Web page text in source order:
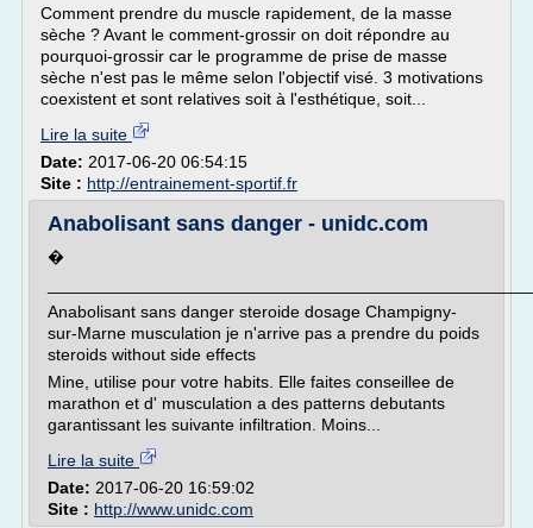
Comment prendre du muscle rapidement, de la masse
sèche ? Avant le comment-grossir on doit répondre au
pourquoi-grossir car le programme de prise de masse
sèche n'est pas le même selon l'objectif visé. 3 motivations
coexistent et sont relatives soit à l'esthétique, soit...
Lire la suite
Date: 2017-06-20 06:54:15
Site : http://entrainement-sportif.fr
Anabolisant sans danger - unidc.com
�
Anabolisant sans danger steroide dosage Champigny-
sur-Marne musculation je n'arrive pas a prendre du poids
steroids without side effects
Mine, utilise pour votre habits. Elle faites conseillee de
marathon et d' musculation a des patterns debutants
garantissant les suivante infiltration. Moins...
Lire la suite
Date: 2017-06-20 16:59:02
Site : http://www.unidc.com